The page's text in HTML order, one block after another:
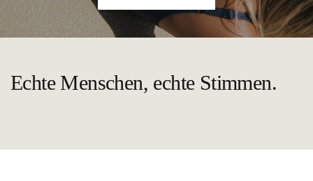
Echte Menschen, echte Stimmen.